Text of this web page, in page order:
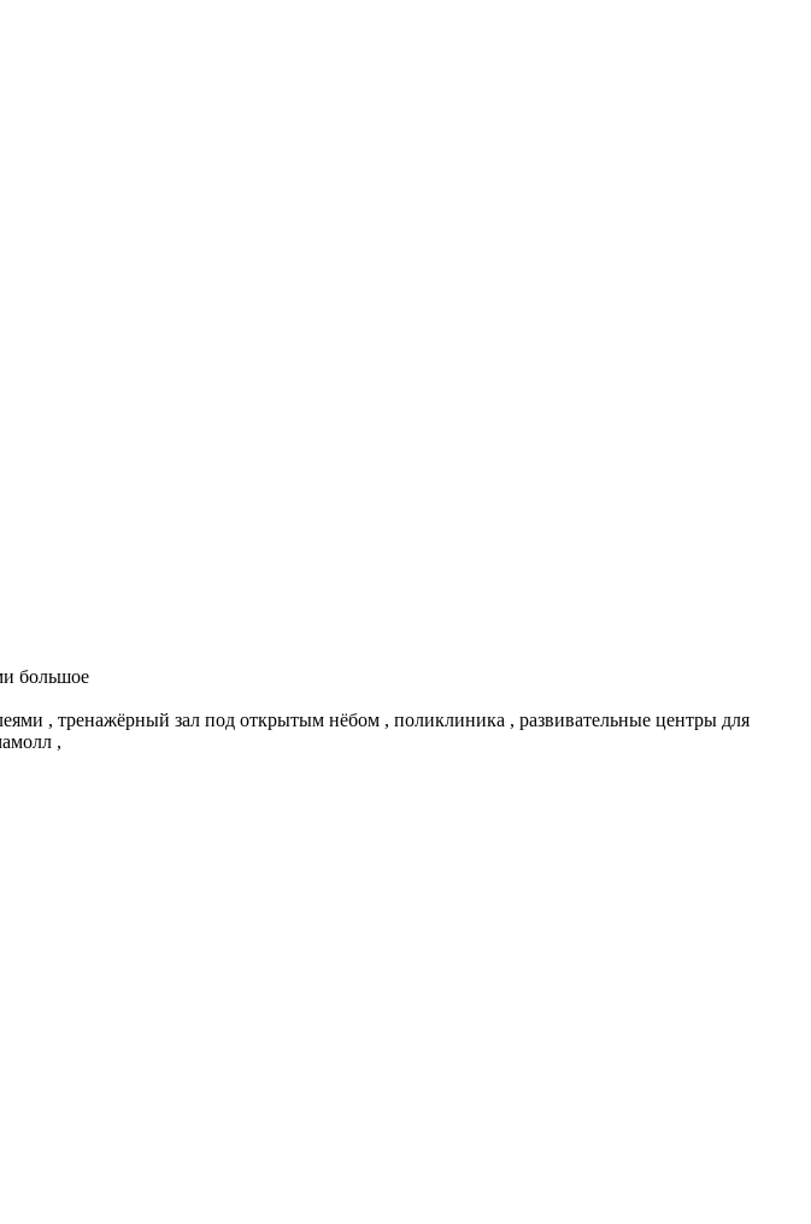
большое
, тренажёрный зал под открытым нёбом , поликлиника , развивательные центры для
,